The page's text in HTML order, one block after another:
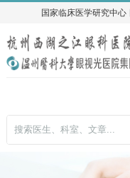
国家临床医学研究中心
国家临床医学研究中心